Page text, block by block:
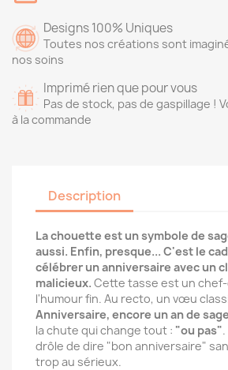
Designs 100% Uniques
Toutes nos créations sont
nos soins
Imprimé rien que pour vous
Pas de stock, pas de gaspillage !
à la commande
Description
La chouette est un symbole de
aussi. Enfin, presque... C'est le
célébrer un anniversaire avec un
malicieux. Cette tasse est un
l'humour fin. Au recto, un vœu
Anniversaire, encore un an de
la chute qui change tout : "ou pas"
drôle de dire "bon anniversaire"
trop au sérieux.